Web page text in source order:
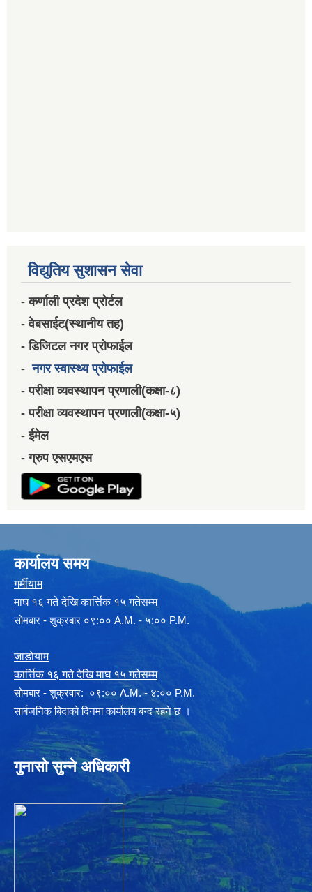
विद्युतिय सुशासन सेवा
- कर्णाली प्रदेश प्रोर्टल
- वेबसाईट(स्थानीय तह)
- डिजिटल नगर प्रोफाईल
-नगर स्वास्थ्य प्रोफाईल
- परीक्षा व्यवस्थापन प्रणाली(कक्षा-८)
- परीक्षा व्यवस्थापन प्रणाली(कक्षा-५)
- ईमेल
- ग्रुप एसएमएस
कार्यालय समय
गर्मीयाम
माघ १६ गते देखि कार्त्तिक १५ गतेसम्म
सोमबार - शुक्रबार ०९:०० A.M. - ५:०० P.M.
जाडोयाम
कार्त्तिक १६ गते देखि माघ १५ गतेसम्म
साेमबार - शुक्रवार: ०९:०० A.M. - ४:०० P.M.
सार्बजनिक बिदाको दिनमा कार्यालय बन्द रहने छ ।
गुनासो सुन्ने अधिकारी